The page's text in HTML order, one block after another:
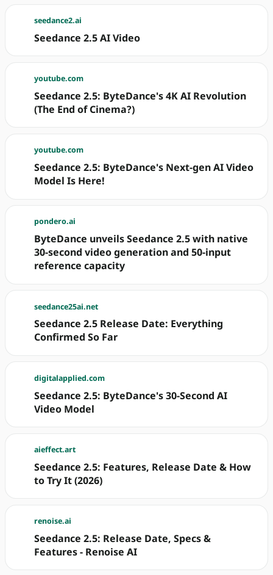
seedance2.ai
Seedance 2.5 AI Video
youtube.com
Seedance 2.5: ByteDance's 4K AI Revolution
(The End of Cinema?)
youtube.com
Seedance 2.5: ByteDance's Next-gen AI Video
Model Is Here!
pondero.ai
ByteDance unveils Seedance 2.5 with native
30-second video generation and 50-input
reference capacity
seedance25ai.net
Seedance 2.5 Release Date: Everything
Confirmed So Far
digitalapplied.com
Seedance 2.5: ByteDance's 30-Second AI
Video Model
aieffect.art
Seedance 2.5: Features, Release Date & How
to Try It (2026)
renoise.ai
Seedance 2.5: Release Date, Specs &
Features - Renoise AI